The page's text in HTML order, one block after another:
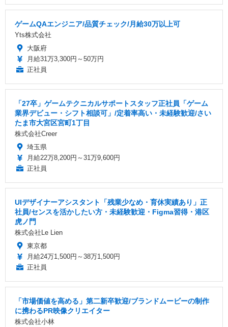
ゲームQAエンジニア/品質チェック/月給30万以上可
Yts株式会社
大阪府
月給31万3,300円～50万円
正社員
「27卒」ゲームテクニカルサポートスタッフ正社員「ゲーム
業界デビュー・シフト相談可」/定着率高い・未経験歓迎/さい
たま市大宮区宮町1丁目
株式会社Creer
埼玉県
月給22万8,200円～31万9,600円
正社員
UIデザイナーアシスタント「残業少なめ・育休実績あり」正
社員/センスを活かしたい方・未経験歓迎・Figma習得・港区
虎ノ門
株式会社Le Lien
東京都
月給24万1,500円～38万1,500円
正社員
「市場価値を高める」第二新卒歓迎/ブランドムービーの制作
に携わるPR映像クリエイター
株式会社小林